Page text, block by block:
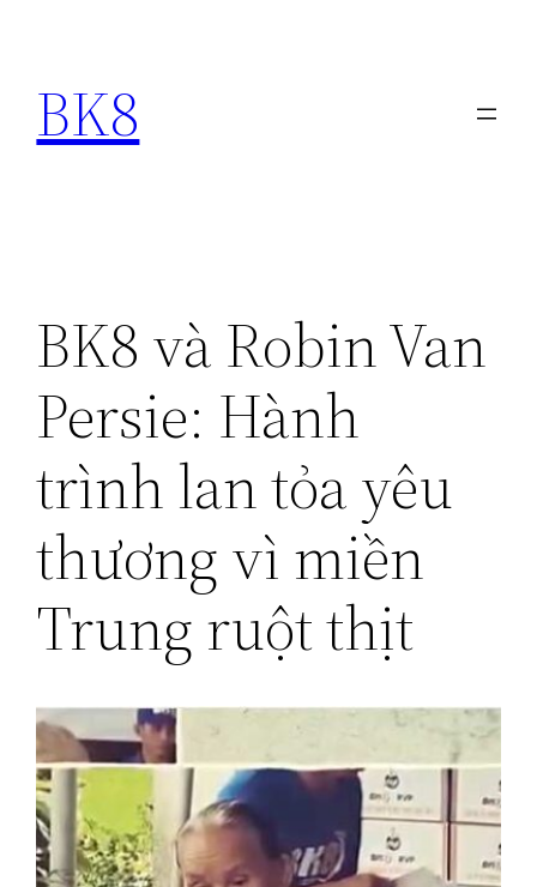
phầnBK8
BK8 và Robin Van
Persie: Hành
trình lan tỏa yêu
thương vì miền
Trung ruột thịt